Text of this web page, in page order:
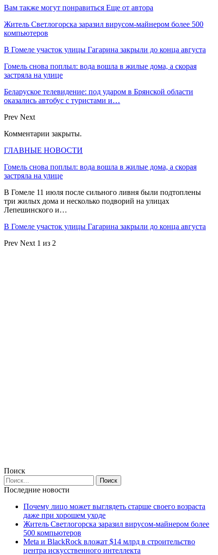
Вам также могут понравиться Еще от автора
Житель Светлогорска заразил вирусом-майнером более 500
компьютеров
В Гомеле участок улицы Гагарина закрыли до конца августа
Гомель снова поплыл: вода вошла в жилые дома, а скорая
застряла на улице
Беларуское телевидение: под ударом в Брянской области
оказались автобус с туристами и…
Prev Next
Комментарии закрыты.
ГЛАВНЫЕ НОВОСТИ
Гомель снова поплыл: вода вошла в жилые дома, а скорая
застряла на улице
В Гомеле 11 июля после сильного ливня были подтоплены
три жилых дома и несколько подворий на улицах
Лепешинского и…
В Гомеле участок улицы Гагарина закрыли до конца августа
Prev Next 1 из 2
Поиск
Последние новости
Почему лицо может выглядеть старше своего возраста
даже при хорошем уходе
Житель Светлогорска заразил вирусом-майнером более
500 компьютеров
Meta и BlackRock вложат $14 млрд в строительство
центра искусственного интеллекта